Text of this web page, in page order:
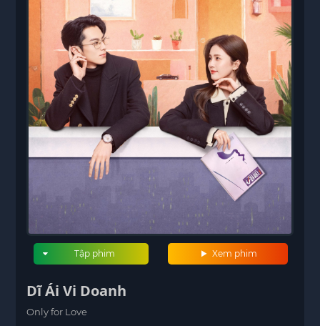
Xem phim
Tập phim
Dĩ Ái Vi Doanh
Only for Love